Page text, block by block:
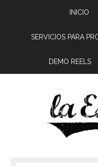
INICIO
SERVICIOS PARA
DEMO REELS